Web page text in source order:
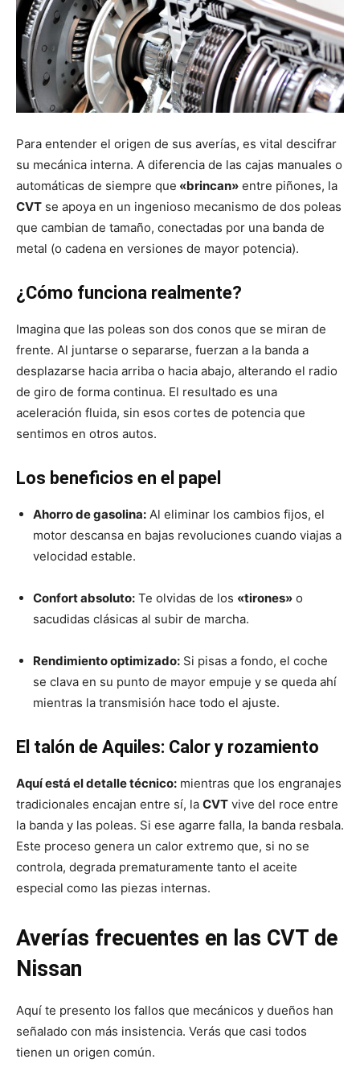
Para entender el origen de sus averías, es vital descifrar
su mecánica interna. A diferencia de las cajas manuales o
automáticas de siempre que «brincan» entre piñones, la
CVT se apoya en un ingenioso mecanismo de dos poleas
que cambian de tamaño, conectadas por una banda de
metal (o cadena en versiones de mayor potencia).
¿Cómo funciona realmente?
Imagina que las poleas son dos conos que se miran de
frente. Al juntarse o separarse, fuerzan a la banda a
desplazarse hacia arriba o hacia abajo, alterando el radio
de giro de forma continua. El resultado es una
aceleración fluida, sin esos cortes de potencia que
sentimos en otros autos.
Los beneficios en el papel
Ahorro de gasolina: Al eliminar los cambios fijos, el
motor descansa en bajas revoluciones cuando viajas a
velocidad estable.
Confort absoluto: Te olvidas de los «tirones» o
sacudidas clásicas al subir de marcha.
Rendimiento optimizado: Si pisas a fondo, el coche
se clava en su punto de mayor empuje y se queda ahí
mientras la transmisión hace todo el ajuste.
El talón de Aquiles: Calor y rozamiento
Aquí está el detalle técnico: mientras que los engranajes
tradicionales encajan entre sí, la CVT vive del roce entre
la banda y las poleas. Si ese agarre falla, la banda resbala.
Este proceso genera un calor extremo que, si no se
controla, degrada prematuramente tanto el aceite
especial como las piezas internas.
Averías frecuentes en las CVT de
Nissan
Aquí te presento los fallos que mecánicos y dueños han
señalado con más insistencia. Verás que casi todos
tienen un origen común.